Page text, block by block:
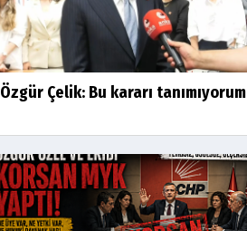
Özgür Çelik: Bu kararı tanımıyorum